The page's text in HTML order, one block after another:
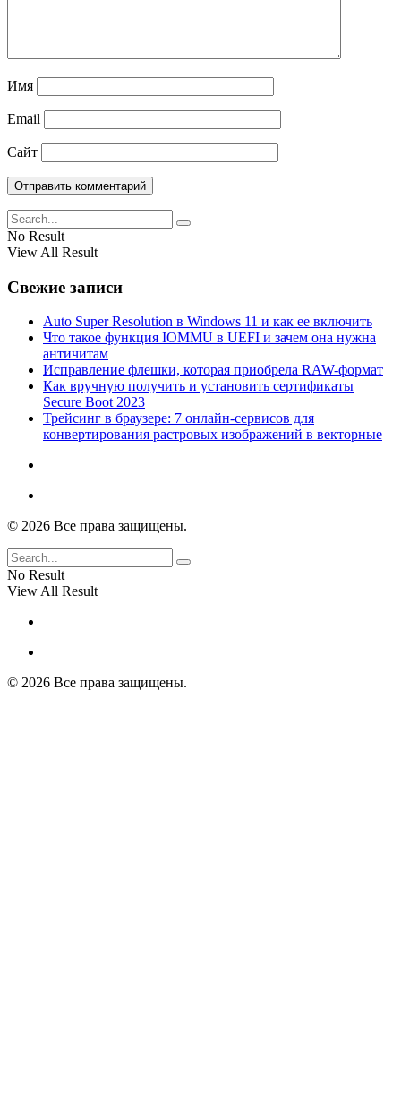
Имя
Email
Сайт
No Result
View All Result
Свежие записи
Auto Super Resolution в Windows 11 и как ее включить
Что такое функция IOMMU в UEFI и зачем она нужна
античитам
Исправление флешки, которая приобрела RAW-формат
Как вручную получить и установить сертификаты
Secure Boot 2023
Трейсинг в браузере: 7 онлайн-сервисов для
конвертирования растровых изображений в векторные
© 2026 Все права защищены.
No Result
View All Result
© 2026 Все права защищены.